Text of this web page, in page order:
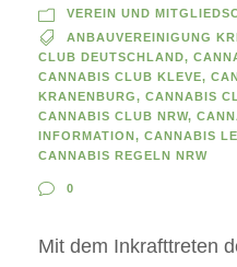
VEREIN UND
ANBAUVEREINIGUNG
CLUB DEUTSCHLAND,
CANNABIS CLUB KLEVE,
KRANENBURG, CANNABIS
CANNABIS CLUB NRW,
INFORMATION , CANNABIS
CANNABIS REGELN NRW
0
Mit dem Inkrafttreten